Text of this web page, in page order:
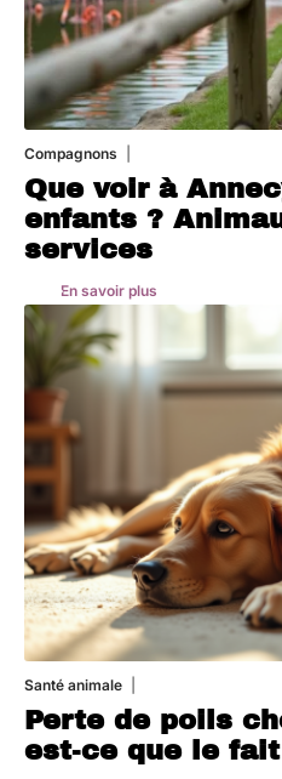
Compagnons
Que voir à
enfants ?
services
En savoir plus
Santé animale
Perte de poils
est-ce que le